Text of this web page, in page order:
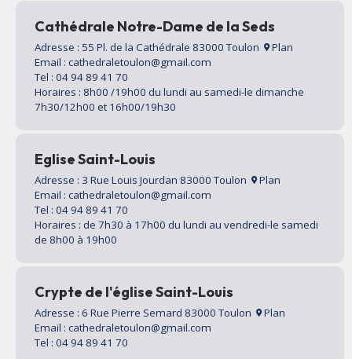
Cathédrale Notre-Dame de la Seds
Adresse : 55 Pl. de la Cathédrale 83000 Toulon
Plan
Email : cathedraletoulon@gmail.com
Tel : 04 94 89 41 70
Horaires : 8h00 /19h00 du lundi au samedi-le dimanche
7h30/12h00 et 16h00/19h30
Eglise Saint-Louis
Adresse : 3 Rue Louis Jourdan 83000 Toulon
Plan
Email : cathedraletoulon@gmail.com
Tel : 04 94 89 41 70
Horaires : de 7h30 à 17h00 du lundi au vendredi-le samedi
de 8h00 à 19h00
Crypte de l'église Saint-Louis
Adresse : 6 Rue Pierre Semard 83000 Toulon
Plan
Email : cathedraletoulon@gmail.com
Tel : 04 94 89 41 70